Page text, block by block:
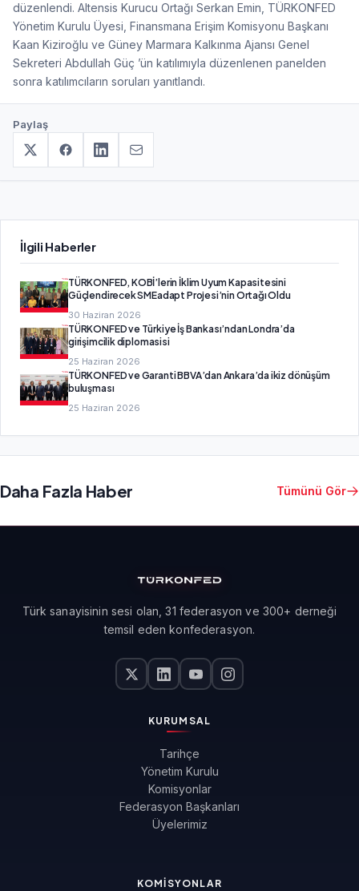
düzenlendi. Altensis Kurucu Ortağı Serkan Emin, TÜRKONFED
Yönetim Kurulu Üyesi, Finansmana Erişim Komisyonu Başkanı
Kaan Kiziroğlu ve Güney Marmara Kalkınma Ajansı Genel
Sekreteri Abdullah Güç ’ün katılımıyla düzenlenen panelden
sonra katılımcıların soruları yanıtlandı.
Paylaş
İlgili Haberler
TÜRKONFED, KOBİ’lerin İklim Uyum Kapasitesini
Güçlendirecek SMEadapt Projesi’nin Ortağı Oldu
30 Haziran 2026
TÜRKONFED ve Türkiye İş Bankası’ndan Londra’da
girişimcilik diplomasisi
25 Haziran 2026
TÜRKONFED ve Garanti BBVA’dan Ankara’da ikiz dönüşüm
buluşması
25 Haziran 2026
Daha Fazla Haber Tümünü Gör
Türk sanayisinin sesi olan, 31 federasyon ve 300+ derneği
temsil eden konfederasyon.
KURUMSAL
Tarihçe
Yönetim Kurulu
Komisyonlar
Federasyon Başkanları
Üyelerimiz
KOMISYONLAR